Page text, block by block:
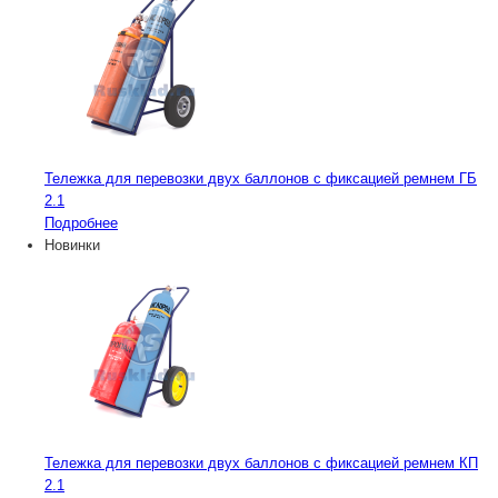
Тележка для перевозки двух баллонов с фиксацией ремнем ГБ
2.1
Подробнее
Новинки
Тележка для перевозки двух баллонов с фиксацией ремнем КП
2.1